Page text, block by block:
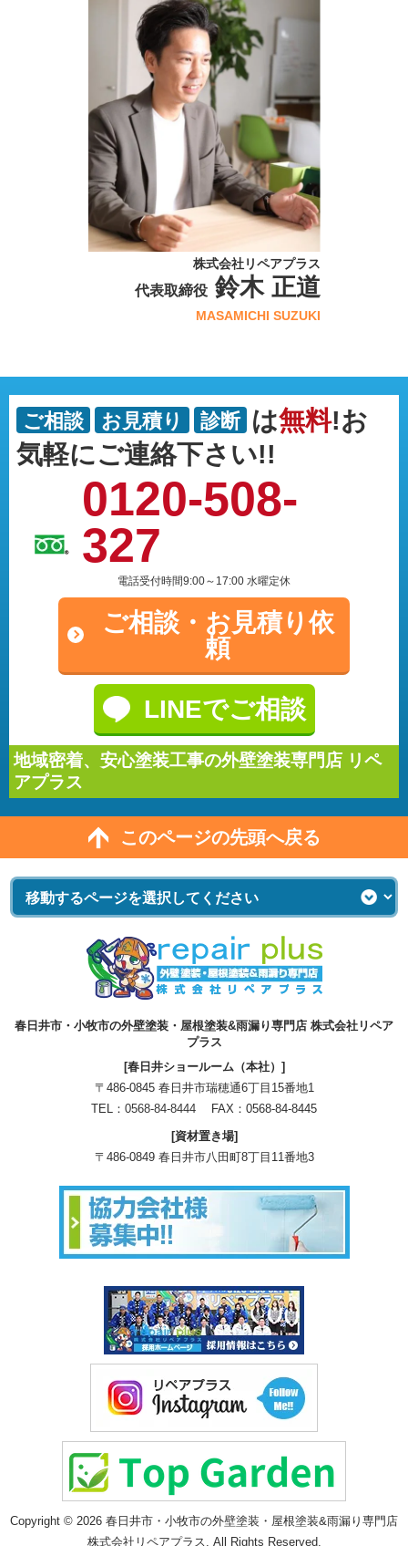
株式会社リペアプラス
代表取締役鈴木 正道
MASAMICHI SUZUKI
ご相談 お見積り 診断 は無料!お
気軽にご連絡下さい!!
0120-508-
327
電話受付時間9:00～17:00 水曜定休
ご相談・ お見積り依
頼
LINEでご相談
地域密着、安心塗装工事の外壁塗装専門店 リペ
アプラス
このページの先頭へ戻る
春日井市・小牧市の外壁塗装・屋根塗装&雨漏り専門店 株式会社リペア
プラス
[春日井ショールーム（本社）]
〒486-0845 春日井市瑞穂通6丁目15番地1
TEL： 0568-84-8444 FAX：0568-84-8445
[資材置き場]
〒486-0849 春日井市八田町8丁目11番地3
Copyright © 2026 春日井市・小牧市の外壁塗装・屋根塗装&雨漏り専門店
株式会社リペアプラス. All Rights Reserved.